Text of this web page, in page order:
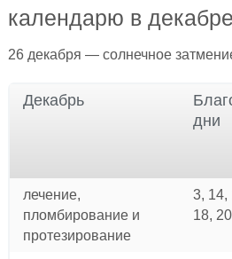
календарю в
26 декабря — солнечное
Декабрь
дни
лечение,
пломбирование и
протезирование
3, 14,
18,